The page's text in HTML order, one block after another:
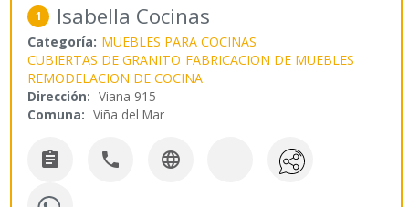
1 Isabella Cocinas
Categoría: MUEBLES PARA COCINAS
CUBIERTAS DE GRANITO FABRICACION DE MUEBLES
REMODELACION DE COCINA
Dirección: Viana 915
Comuna: Viña del Mar
  